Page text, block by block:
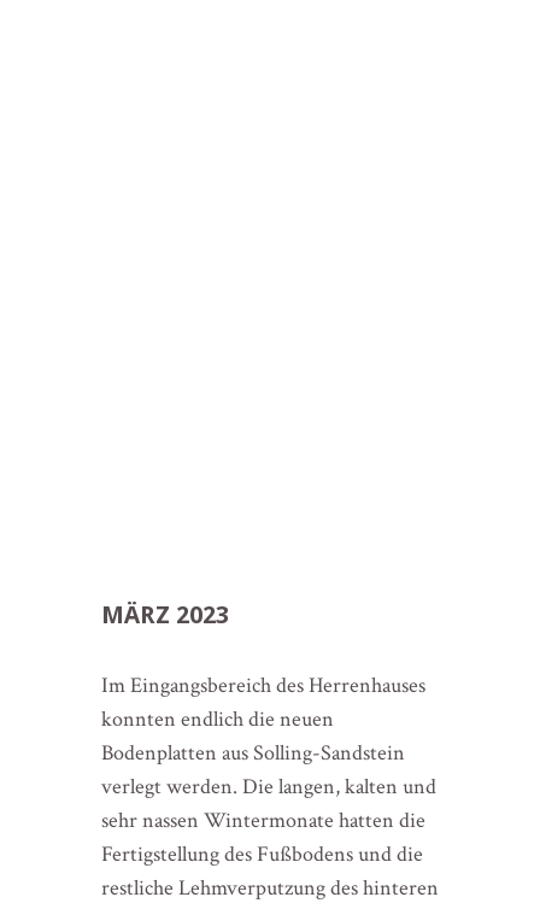
MÄRZ 2023
Im Eingangsbereich des Herrenhauses
konnten endlich die neuen
Bodenplatten aus Solling-Sandstein
verlegt werden. Die langen, kalten und
sehr nassen Wintermonate hatten die
Fertigstellung des Fußbodens und die
restliche Lehmverputzung des hinteren